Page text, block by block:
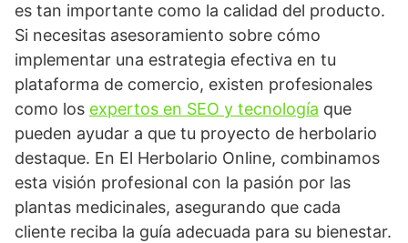
es tan importante como la calidad del producto.
Si necesitas asesoramiento sobre cómo
implementar una estrategia efectiva en tu
plataforma de comercio, existen profesionales
como los expertos en SEO y tecnología que
pueden ayudar a que tu proyecto de herbolario
destaque. En El Herbolario Online, combinamos
esta visión profesional con la pasión por las
plantas medicinales, asegurando que cada
cliente reciba la guía adecuada para su bienestar.